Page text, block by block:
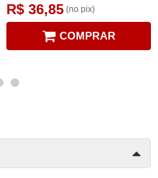
R$ 36,85 (no pix)
COMPRAR